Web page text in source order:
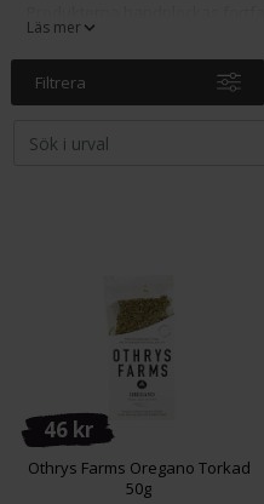
det traditionella sättet.
noggrant och torkas i skugga
Läs mer
Filtrera
46 kr
Othrys Farms Oregano Torkad
50g